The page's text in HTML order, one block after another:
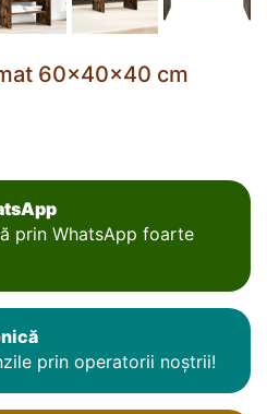
60x40x40 cm
prin WhatsApp foarte
prin operatorii noștrii!